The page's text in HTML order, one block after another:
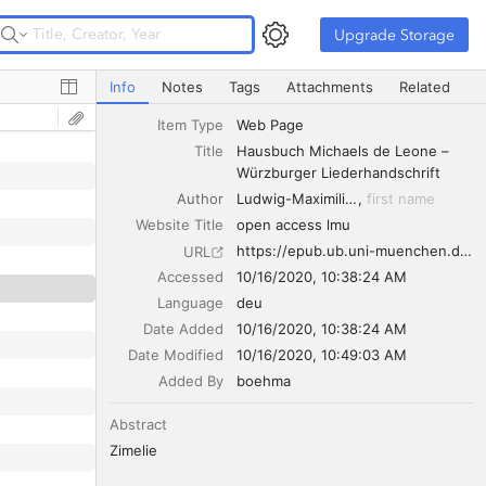
Upgrade Storage Upgrade Storage
Hausbuch Michaels de Leone – Würzburger
Info Notes Tags Attachments Related
Item Type
Web Page
Title
Hausbuch Michaels de Leone –
Würzburger Liederhandschrift
Author
Ludwig-Maximilians-Universität München
first name
Website Title
open access lmu
URL
https://epub.ub.uni-muenchen.de/10638/
Accessed
10/16/2020, 10:38:24 AM
Language
deu
Date Added
10/16/2020, 10:38:24 AM
Date Modified
10/16/2020, 10:49:03 AM
Added By
boehma
Abstract
Zimelie